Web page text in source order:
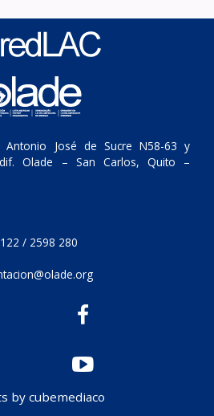
Antonio José de Sucre N58-63 y
Olade – San Carlos, Quito –
/ 2598 280
by cubemediaco